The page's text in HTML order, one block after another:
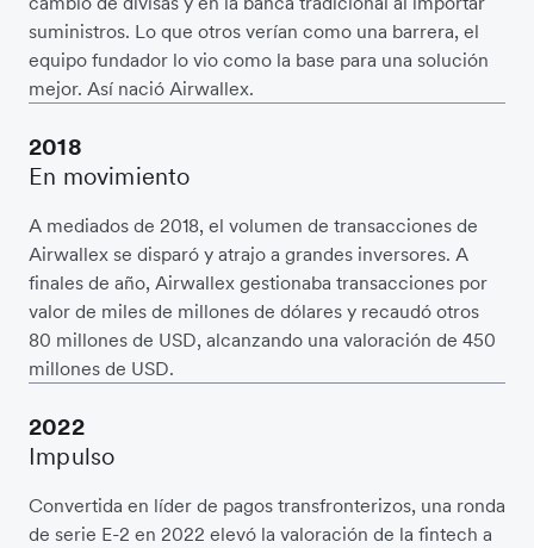
suministros. Lo que otros verían como una barrera, el
equipo fundador lo vio como la base para una solución
mejor. Así nació Airwallex.
2018
En movimiento
A mediados de 2018, el volumen de transacciones de
Airwallex se disparó y atrajo a grandes inversores. A
finales de año, Airwallex gestionaba transacciones por
valor de miles de millones de dólares y recaudó otros
80 millones de USD, alcanzando una valoración de 450
millones de USD.
2022
Impulso
Convertida en líder de pagos transfronterizos, una ronda
de serie E-2 en 2022 elevó la valoración de la fintech a